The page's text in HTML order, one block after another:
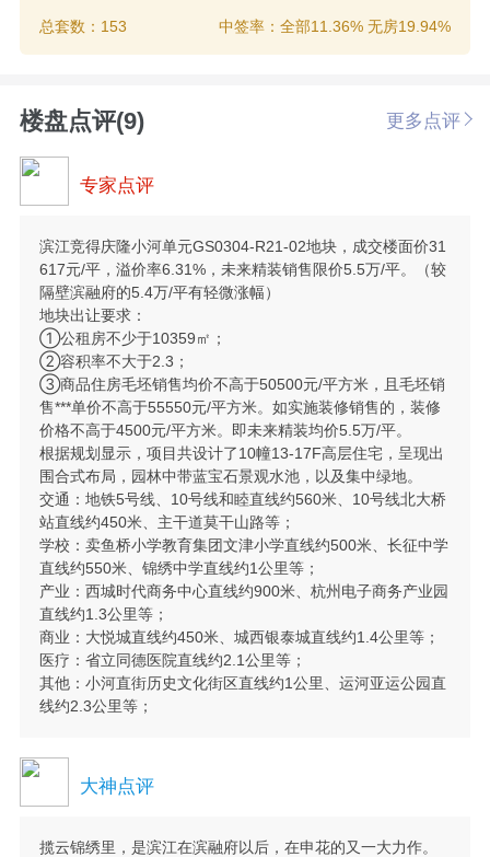
总套数：153 中签率：全部11.36% 无房19.94%
楼盘点评(9) 更多点评
专家点评
滨江竞得庆隆小河单元GS0304-R21-02地块，成交楼面价31
617元/平，溢价率6.31%，未来精装销售限价5.5万/平。（较
隔壁滨融府的5.4万/平有轻微涨幅）
地块出让要求：
①公租房不少于10359㎡；
②容积率不大于2.3；
③商品住房毛坯销售均价不高于50500元/平方米，且毛坯销
售***单价不高于55550元/平方米。如实施装修销售的，装修
价格不高于4500元/平方米。即未来精装均价5.5万/平。
根据规划显示，项目共设计了10幢13-17F高层住宅，呈现出
围合式布局，园林中带蓝宝石景观水池，以及集中绿地。
交通：地铁5号线、10号线和睦直线约560米、10号线北大桥
站直线约450米、主干道莫干山路等；
学校：卖鱼桥小学教育集团文津小学直线约500米、长征中学
直线约550米、锦绣中学直线约1公里等；
产业：西城时代商务中心直线约900米、杭州电子商务产业园
直线约1.3公里等；
商业：大悦城直线约450米、城西银泰城直线约1.4公里等；
医疗：省立同德医院直线约2.1公里等；
其他：小河直街历史文化街区直线约1公里、运河亚运公园直
线约2.3公里等；
大神点评
揽云锦绣里，是滨江在滨融府以后，在申花的又一大力作。